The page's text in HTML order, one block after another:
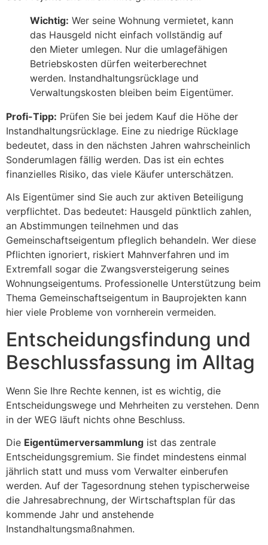
Wichtig: Wer seine Wohnung vermietet, kann
das Hausgeld nicht einfach vollständig auf
den Mieter umlegen. Nur die umlagefähigen
Betriebskosten dürfen weiterberechnet
werden. Instandhaltungsrücklage und
Verwaltungskosten bleiben beim Eigentümer.
Profi-Tipp: Prüfen Sie bei jedem Kauf die Höhe der
Instandhaltungsrücklage. Eine zu niedrige Rücklage
bedeutet, dass in den nächsten Jahren wahrscheinlich
Sonderumlagen fällig werden. Das ist ein echtes
finanzielles Risiko, das viele Käufer unterschätzen.
Als Eigentümer sind Sie auch zur aktiven Beteiligung
verpflichtet. Das bedeutet: Hausgeld pünktlich zahlen,
an Abstimmungen teilnehmen und das
Gemeinschaftseigentum pfleglich behandeln. Wer diese
Pflichten ignoriert, riskiert Mahnverfahren und im
Extremfall sogar die Zwangsversteigerung seines
Wohnungseigentums. Professionelle Unterstützung beim
Thema Gemeinschaftseigentum in Bauprojekten kann
hier viele Probleme von vornherein vermeiden.
Entscheidungsfindung und
Beschlussfassung im Alltag
Wenn Sie Ihre Rechte kennen, ist es wichtig, die
Entscheidungswege und Mehrheiten zu verstehen. Denn
in der WEG läuft nichts ohne Beschluss.
Die Eigentümerversammlung ist das zentrale
Entscheidungsgremium. Sie findet mindestens einmal
jährlich statt und muss vom Verwalter einberufen
werden. Auf der Tagesordnung stehen typischerweise
die Jahresabrechnung, der Wirtschaftsplan für das
kommende Jahr und anstehende
Instandhaltungsmaßnahmen.